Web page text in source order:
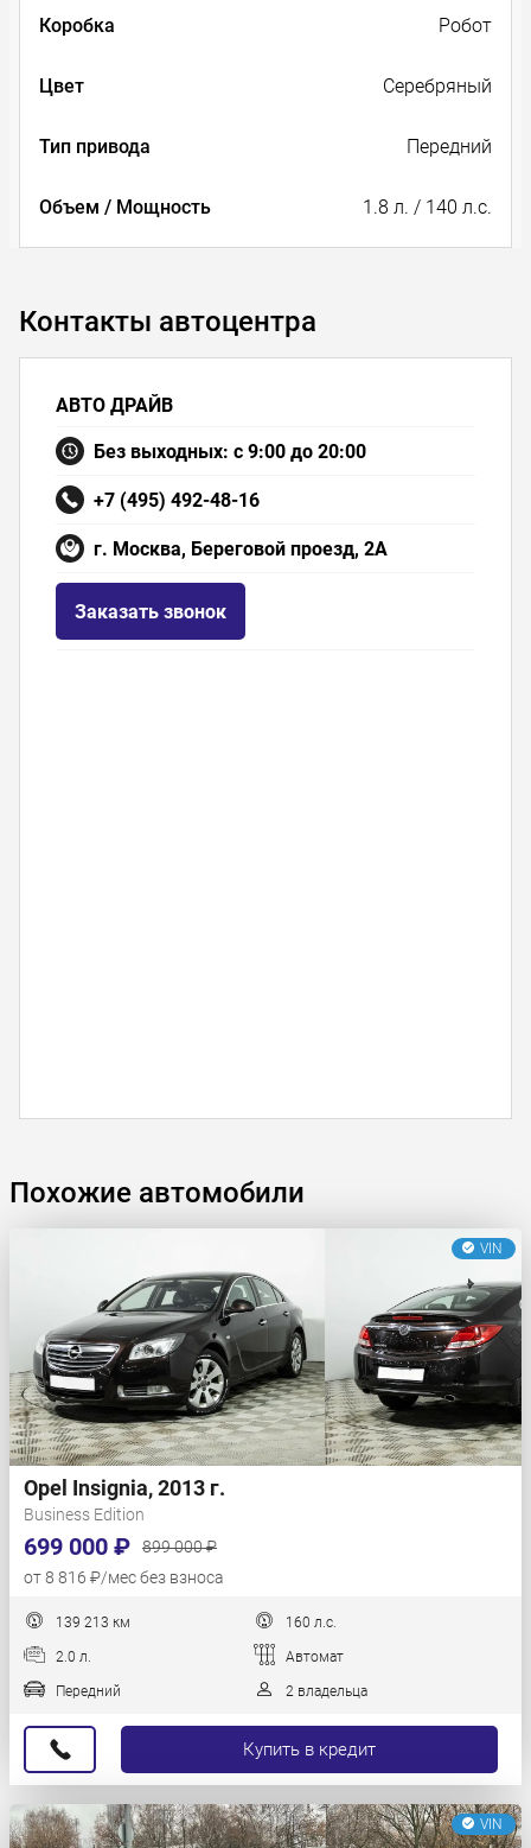
Коробка Робот
Цвет Серебряный
Тип привода Передний
Объем / Мощность 1.8 л. / 140 л.с.
Контакты автоцентра
АВТО ДРАЙВ
Без выходных: с 9:00 до 20:00
+7 (495) 492-48-16
г. Москва, Береговой проезд, 2А
Заказать звонок
Похожие автомобили
VIN
Opel Insignia, 2013 г.
Business Edition
699 000 ₽
899 000 ₽
от 8 816 ₽/мес без взноса
139 213 км 160 л.с.
2.0 л. Автомат
Передний 2 владельца
Купить в кредит
VIN